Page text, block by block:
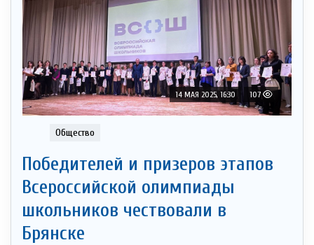
14 МАЯ 2025, 16:30 107
Общество
Победителей и призеров этапов
Всероссийской олимпиады
школьников чествовали в
Брянске